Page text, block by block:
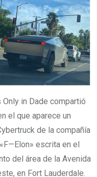
in Dade compartió
el que aparece un
de la compañía
escrita en el
del área de la Avenida
en Fort Lauderdale.